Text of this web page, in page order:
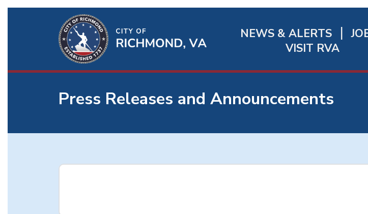
Richmond
Quick
NEWS & ALERTS
VISIT RVA
Press Releases and Announcements